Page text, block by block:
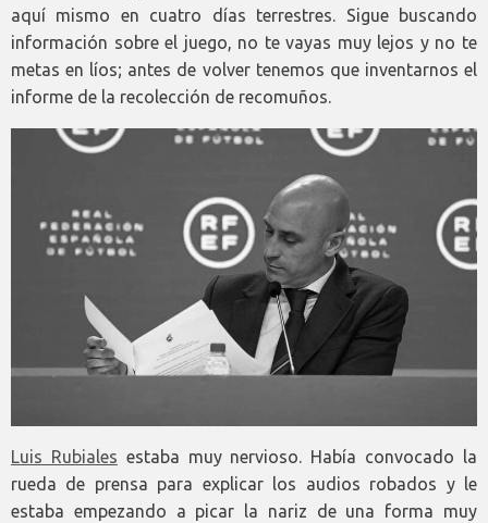
aquí mismo en cuatro días terrestres. Sigue buscando
información sobre el juego, no te vayas muy lejos y no te
metas en líos; antes de volver tenemos que inventarnos el
informe de la recolección de recomuños.
Luis Rubiales estaba muy nervioso. Había convocado la
rueda de prensa para explicar los audios robados y le
estaba empezando a picar la nariz de una forma muy